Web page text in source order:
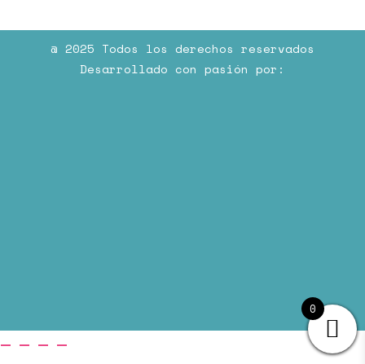
@ 2025 Todos los derechos reservados
Desarrollado con pasión por:
0